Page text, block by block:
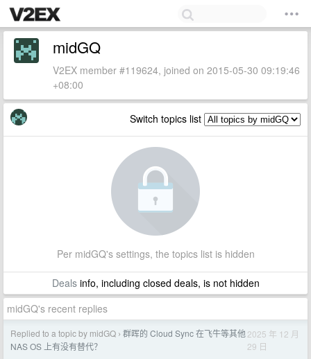
midGQ
V2EX member #119624, joined on 2015-05-30 09:19:46
+08:00
Switch topics list
Per midGQ's settings, the topics list is hidden
Dealsinfo, including closed deals, is not hidden
midGQ's recent replies
Replied to a topic by midGQ › 群晖的 Cloud Sync 在飞牛等其他
NAS OS 上有没有替代？
2025 年 12 月
29 日